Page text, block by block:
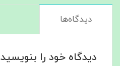
دیدگاه‌ها
دیدگاه خود را بنویسید